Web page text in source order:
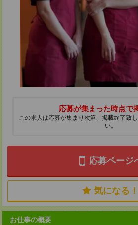
応募が集まった時点で
この求人は応募が集まり次第、掲載終了致
い。
応募ページ
気になる！
お仕事の概要